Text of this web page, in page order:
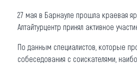
27 мая в Барнауле прошла краевая
Алтайтурцентр принял активное
По данным специалистов, которые
собеседования с соискателями,